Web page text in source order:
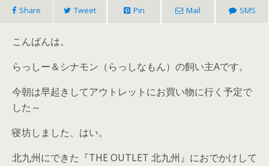
Share Tweet Pin Mail SMS
こんばんは。
らっしー＆シナモン（らっしなもん）の飼い主Aです。
今朝は早起きしてアウトレットにお買い物に行く予定で
した～
寝坊しました、はい。
北九州にできた『THE OUTLET 北九州』におでかけして